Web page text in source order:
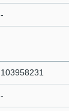
-
103958231
-